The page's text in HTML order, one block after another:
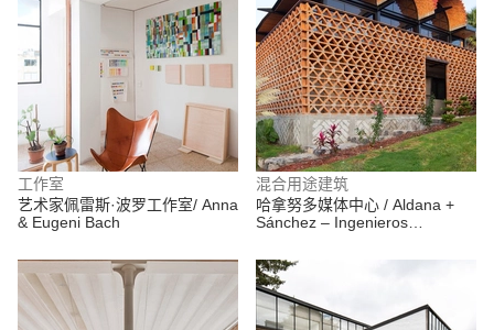
工作室
艺术家佩雷斯·波罗工作室/ Anna
& Eugeni Bach
混合用途建筑
哈拿努多媒体中心 / Aldana +
Sánchez – Ingenieros